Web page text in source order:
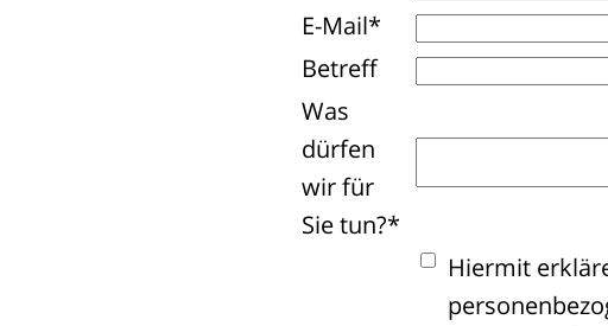
E-Mail*
Betreff
Was
dürfen
wir für
Sie tun?*
Hiermit